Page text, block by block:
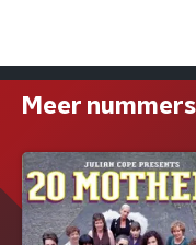
Meer nummers